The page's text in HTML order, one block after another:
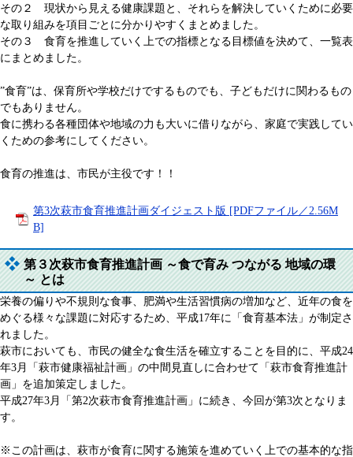
その２ 現状から見える健康課題と、それらを解決していくために必要
な取り組みを項目ごとに分かりやすくまとめました。
その３ 食育を推進していく上での指標となる目標値を決めて、一覧表
にまとめました。
”食育”は、保育所や学校だけでするものでも、子どもだけに関わるもの
でもありません。
食に携わる各種団体や地域の力も大いに借りながら、家庭で実践してい
くための参考にしてください。
食育の推進は、市民が主役です！！
第3次萩市食育推進計画ダイジェスト版 [PDFファイル／2.56M
B]
第３次萩市食育推進計画 ～食で育み つながる 地域の環
～ とは
栄養の偏りや不規則な食事、肥満や生活習慣病の増加など、近年の食を
めぐる様々な課題に対応するため、平成17年に「食育基本法」が制定さ
れました。
萩市においても、市民の健全な食生活を確立することを目的に、平成24
年3月「萩市健康福祉計画」の中間見直しに合わせて「萩市食育推進計
画」を追加策定しました。
平成27年3月「第2次萩市食育推進計画」に続き、今回が第3次となりま
す。
※この計画は、萩市が食育に関する施策を進めていく上での基本的な指